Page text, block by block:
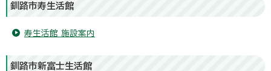
釧路市寿生活館
寿生活館 施設案内
釧路市新富士生活館